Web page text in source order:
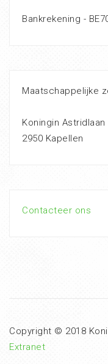
Bankrekening -
Maatschappelijke
Koningin Astridlaan
2950 Kapellen
Contacteer ons
Copyright © 2018
Extranet